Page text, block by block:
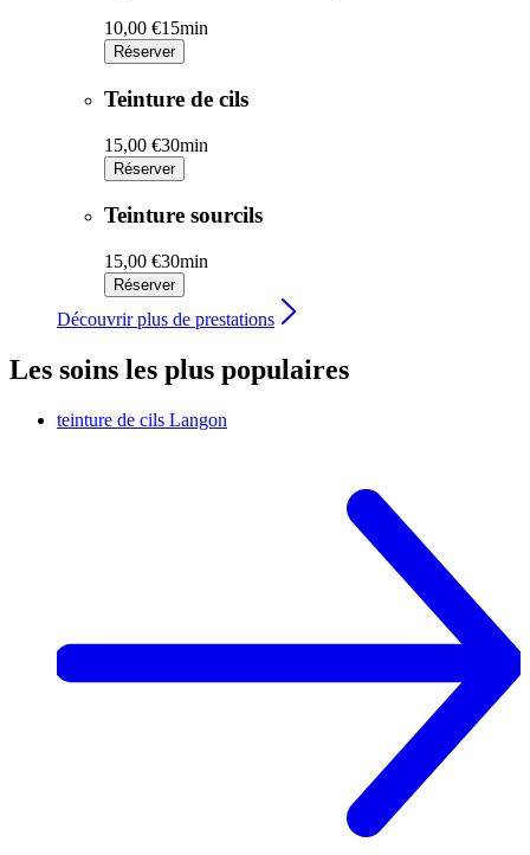
10,00 €15min
Réserver
Teinture de cils
15,00 €30min
Réserver
Teinture sourcils
15,00 €30min
Réserver
Découvrir plus de prestations
Les soins les plus populaires
teinture de cils Langon